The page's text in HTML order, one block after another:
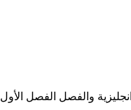
والفصل الفصل الأول